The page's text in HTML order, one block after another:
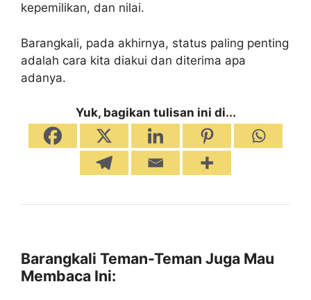
kepemilikan, dan nilai.
Barangkali, pada akhirnya, status paling penting
adalah cara kita diakui dan diterima apa
adanya.
Yuk, bagikan tulisan ini di...
Barangkali Teman-Teman Juga Mau
Membaca Ini: